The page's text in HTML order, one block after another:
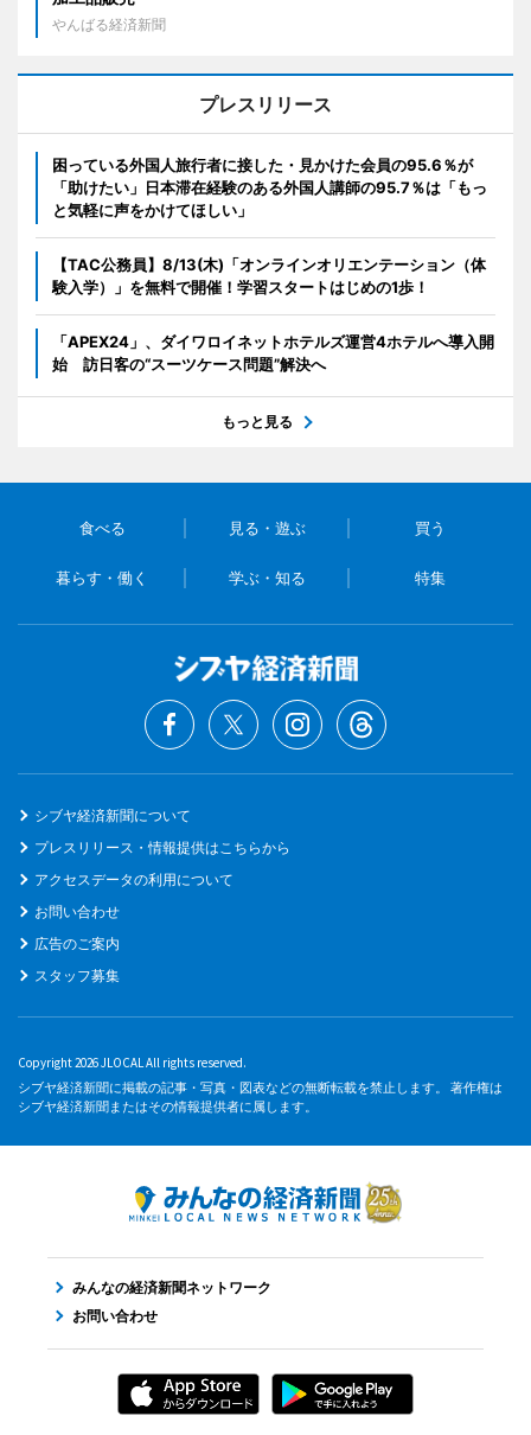
やんばる経済新聞
プレスリリース
困っている外国人旅行者に接した・見かけた会員の95.6％が
「助けたい」日本滞在経験のある外国人講師の95.7％は「もっ
と気軽に声をかけてほしい」
【TAC公務員】8/13(木)「オンラインオリエンテーション（体
験入学）」を無料で開催！学習スタートはじめの1歩！
「APEX24」、ダイワロイネットホテルズ運営4ホテルへ導入開
始 訪日客の“スーツケース問題”解決へ
もっと見る
食べる 見る・遊ぶ 買う
暮らす・働く 学ぶ・知る 特集
シブヤ経済新聞について
プレスリリース・情報提供はこちらから
アクセスデータの利用について
お問い合わせ
広告のご案内
スタッフ募集
Copyright 2026 JLOCAL All rights reserved.
シブヤ経済新聞に掲載の記事・写真・図表などの無断転載を禁止します。 著作権は
シブヤ経済新聞またはその情報提供者に属します。
みんなの経済新聞ネットワーク
お問い合わせ